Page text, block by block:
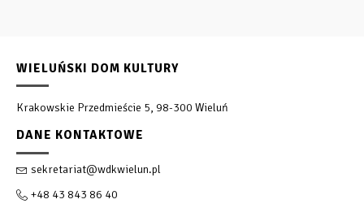
WIELUŃSKI DOM KULTURY
Krakowskie Przedmieście 5, 98-300 Wieluń
DANE KONTAKTOWE
sekretariat@wdkwielun.pl
+48 43 843 86 40